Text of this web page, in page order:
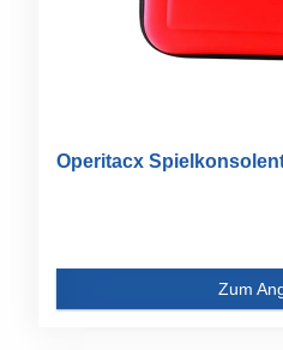
Operitacx
Zum